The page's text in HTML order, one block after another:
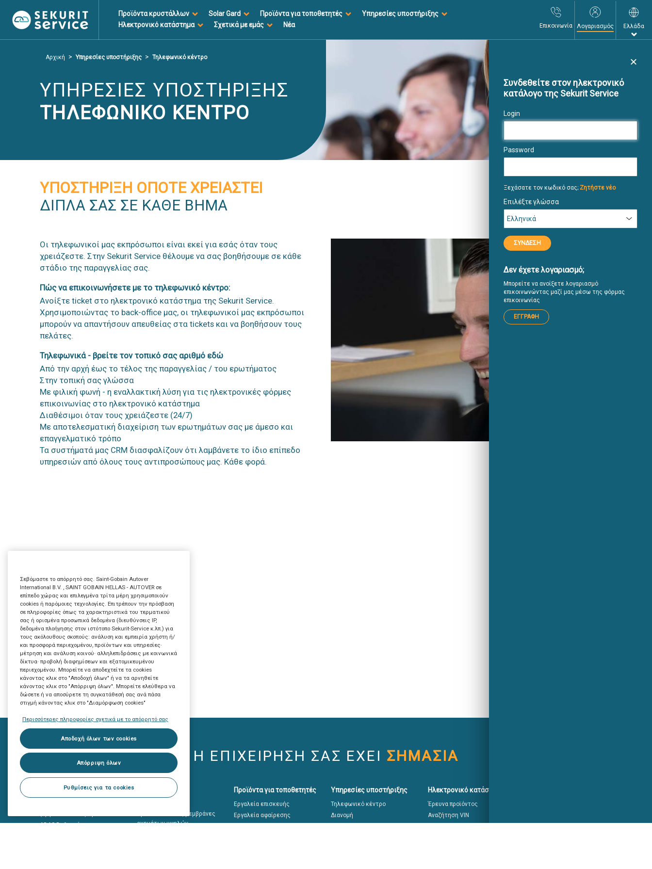
Προϊόντα κρυστάλλων Solar Gard Προϊόντα για τοποθετητές
Υπηρεσίες υποστήριξης
Ηλεκτρονικό κατάστημα
Σχετικά με εμάς Νέα Επικοινωνία Λογαριασμός Ελλάδα
Συνδεθείτε στον ηλεκτρονικό
κατάλογο της Sekurit Service
Login
Password
Ξεχάσατε τον κωδικό σας; Ζητήστε νέο
Επιλέξτε γλώσσα
ΣΥΝΔΕΣΗ
Δεν έχετε λογαριασμό;
Μπορείτε να ανοίξετε λογαριασμό
επικοινωνώντας μαζί μας μέσω της φόρμας
επικοινωνίας
ΕΓΓΡΑΦΉ
Αρχική > Υπηρεσίες υποστήριξης > Τηλεφωνικό κέντρο
ΥΠΗΡΕΣΊΕΣ ΥΠΟΣΤΉΡΙΞΗΣ
ΤΗΛΕΦΩΝΙΚΌ ΚΈΝΤΡΟ
ΥΠΟΣΤΗΡΙΞΗ ΟΠΟΤΕ ΧΡΕΙΑΣΤΕΙ
ΔΙΠΛΑ ΣΑΣ ΣΕ ΚΑΘΕ ΒΗΜΑ
Οι τηλεφωνικοί μας εκπρόσωποι είναι εκεί για εσάς όταν τους
χρειάζεστε. Στην Sekurit Service θέλουμε να σας βοηθήσουμε σε κάθε
στάδιο της παραγγελίας σας.
Πώς να επικοινωνήσετε με το τηλεφωνικό κέντρο:
Ανοίξτε ticket στο ηλεκτρονικό κατάστημα της Sekurit Service.
Χρησιμοποιώντας το back-office μας, οι τηλεφωνικοί μας εκπρόσωποι
μπορούν να απαντήσουν απευθείας στα tickets και να βοηθήσουν τους
πελάτες.
Τηλεφωνικά - βρείτε τον τοπικό σας αριθμό εδώ
Από την αρχή έως το τέλος της παραγγελίας / του ερωτήματος
Στην τοπική σας γλώσσα
Με φιλική φωνή - η εναλλακτική λύση για τις ηλεκτρονικές φόρμες
επικοινωνίας στο ηλεκτρονικό κατάστημα
Διαθέσιμοι όταν τους χρειάζεστε (24/7)
Με αποτελεσματική διαχείριση των ερωτημάτων σας με άμεσο και
επαγγελματικό τρόπο
Τα συστήματά μας CRM διασφαλίζουν ότι λαμβάνετε το ίδιο επίπεδο
υπηρεσιών από όλους τους αντιπροσώπους μας. Κάθε φορά.
Η ΕΠΙΧΕΙΡΗΣΗ ΣΑΣ ΕΧΕΙ ΣΗΜΑΣΙΑ
Προϊόντα κρυστάλλων
ADAS Βαθμονόμηση
Προστατευτικές μεμβράνες
οχημάτων υψηλών
Προϊόντα για τοποθετητές
Εργαλεία επισκευής
Εργαλεία αφαίρεσης
Υπηρεσίες υποστήριξης
Τηλεφωνικό κέντρο
Διανομή
Ηλεκτρονικό κατάστημα
Έρευνα προϊόντος
Αναζήτηση VIN
Σεβόμαστε το απόρρητό σας. Saint-Gobain Autover
International B.V. , SAINT GOBAIN HELLAS - AUTOVER σε
επίπεδο χώρας και επιλεγμένα τρίτα μέρη χρησιμοποιούν
cookies ή παρόμοιες τεχνολογίες. Επιτρέπουν την πρόσβαση
σε πληροφορίες όπως τα χαρακτηριστικά του τερματικού
σας ή ορισμένα προσωπικά δεδομένα (διευθύνσεις IP,
δεδομένα πλοήγησης στον ιστότοπο Sekurit-Service κ.λπ.) για
τους ακόλουθους σκοπούς: ανάλυση και εμπειρία χρήστη ή/
και προσφορά περιεχομένου, προϊόντων και υπηρεσίες·
μέτρηση και ανάλυση κοινού· αλληλεπιδράσεις με κοινωνικά
δίκτυα· προβολή διαφημίσεων και εξατομικευμένου
περιεχομένου. Μπορείτε να αποδεχτείτε τα cookies
κάνοντας κλικ στο "Αποδοχή όλων" ή να τα αρνηθείτε
κάνοντας κλικ στο "Απόρριψη όλων". Μπορείτε ελεύθερα να
δώσετε ή να αποσύρετε τη συγκατάθεσή σας ανά πάσα
στιγμή κάνοντας κλικ στο "Διαμόρφωση cookies"
Περισσότερες πληροφορίες σχετικά με το απόρρητό σας
Αποδοχή όλων των cookies
Απόρριψη όλων
Ρυθμίσεις για τα cookies